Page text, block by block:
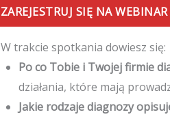
ZAREJESTRUJ SIĘ NA WEBINAR
W trakcie spotkania dowiesz się:
Po co Tobie i Twojej firmie
działania, które mają
Jakie rodzaje diagnozy